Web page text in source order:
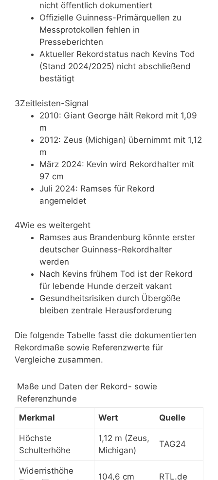
nicht öffentlich dokumentiert
Offizielle Guinness-Primärquellen zu
Messprotokollen fehlen in
Presseberichten
Aktueller Rekordstatus nach Kevins Tod
(Stand 2024/2025) nicht abschließend
bestätigt
3Zeitleisten-Signal
2010: Giant George hält Rekord mit 1,09
m
2012: Zeus (Michigan) übernimmt mit 1,12
m
März 2024: Kevin wird Rekordhalter mit
97 cm
Juli 2024: Ramses für Rekord
angemeldet
4Wie es weitergeht
Ramses aus Brandenburg könnte erster
deutscher Guinness-Rekordhalter
werden
Nach Kevins frühem Tod ist der Rekord
für lebende Hunde derzeit vakant
Gesundheitsrisiken durch Übergöße
bleiben zentrale Herausforderung
Die folgende Tabelle fasst die dokumentierten
Rekordmaße sowie Referenzwerte für
Vergleiche zusammen.
Maße und Daten der Rekord- sowie
Referenzhunde
Merkmal
Wert Quelle
Höchste
Schulterhöhe
1,12 m (Zeus,
Michigan)
TAG24
Widerristhöhe
104,6 cm RTL.de